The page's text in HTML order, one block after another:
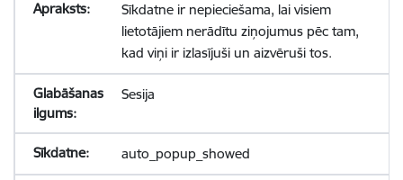
Sīkdatne ir nepieciešama, lai visiem
lietotājiem nerādītu ziņojumus pēc tam,
kad viņi ir izlasījuši un aizvēruši tos.
Sesija
auto_popup_showed